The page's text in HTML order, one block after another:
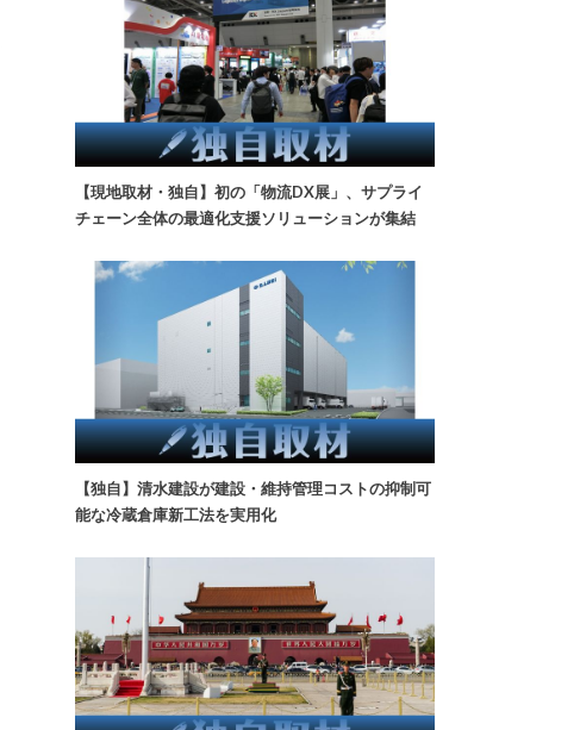
【現地取材・独自】初の「物流DX展」、サプライ
チェーン全体の最適化支援ソリューションが集結
【独自】清水建設が建設・維持管理コストの抑制可
能な冷蔵倉庫新工法を実用化